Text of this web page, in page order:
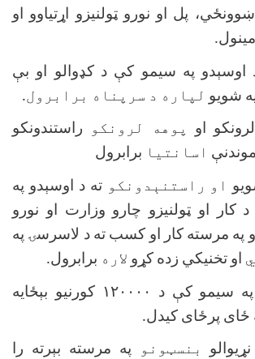
پل او نورو ټولنيزو اړتياوو او
اوسېدو په سيمو كې د كډوالو او بې
شويو لپاره د سرپناه برابرول.
او پوهه لرونکو
راستندونکو
اسانتيا برابرول
او راستنېدونکوته د اوسېدو په
كار او ټولنيزو چارو وزارت او نورو
په مرسته كار او كسب ته د لاسرسۍ په
او تخنيكي زده كړو لاره برابرول.
په سيمو كې د ۱۲۰۰۰۰
كورنيو بېځايه
ځای پرځای کیدل.
بنسټونو
په مرسته بېرته را